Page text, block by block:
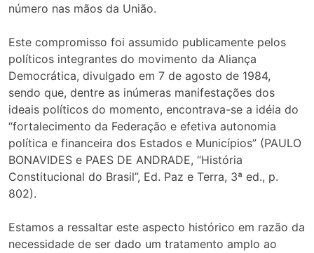
número nas mãos da União.
Este compromisso foi assumido publicamente pelos
políticos integrantes do movimento da Aliança
Democrática, divulgado em 7 de agosto de 1984,
sendo que, dentre as inúmeras manifestações dos
ideais políticos do momento, encontrava-se a idéia do
“fortalecimento da Federação e efetiva autonomia
política e financeira dos Estados e Municípios” (PAULO
BONAVIDES e PAES DE ANDRADE, “História
Constitucional do Brasil”, Ed. Paz e Terra, 3ª ed., p.
802).
Estamos a ressaltar este aspecto histórico em razão da
necessidade de ser dado um tratamento amplo ao